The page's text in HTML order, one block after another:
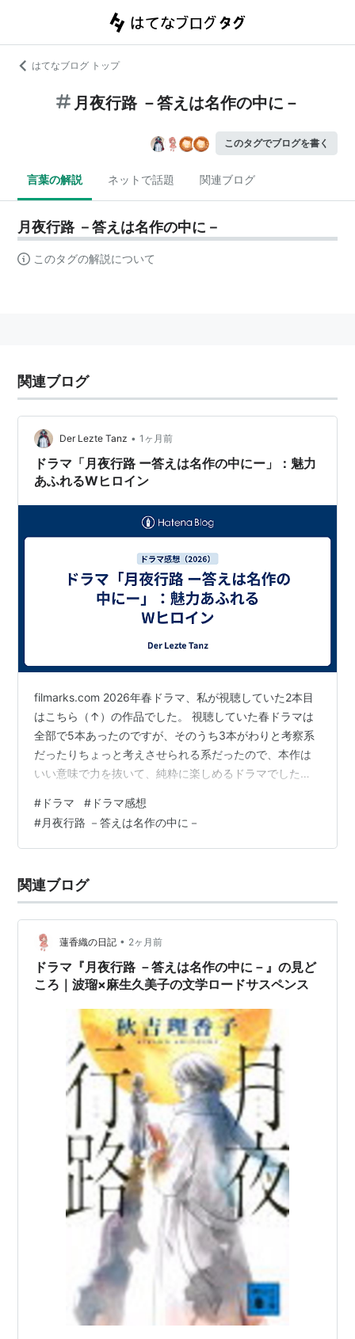
はてなブログ トップ
月夜行路 －答えは名作の中に－
このタグでブログを書く
言葉の解説 ネットで話題 関連ブログ
月夜行路 －答えは名作の中に－
このタグの解説について
関連ブログ
Der Lezte Tanz • 1ヶ月前
ドラマ「月夜行路 ー答えは名作の中にー」：魅力
あふれるWヒロイン
filmarks.com 2026年春ドラマ、私が視聴していた2本目
はこちら（↑）の作品でした。 視聴していた春ドラマは
全部で5本あったのですが、そのうち3本がわりと考察系
だったりちょっと考えさせられる系だったので、本作は
いい意味で力を抜いて、純粋に楽しめるドラマでした。
生久美子さん）が、文学マニアのバーのママ・ルナ（波
瑠さん）とともに、過去の「後悔」を晴らすために大阪
に旅に出る…という物語。 基本的に1話完結のスタイルを
語、閑話休題的な5話を挟んで、6話から最終回まではル
ナのわだかまりを…
# ドラマ # ドラマ感想
#月夜行路 －答えは名作の中に－
関連ブログ
蓮香織の日記 • 2ヶ月前
ドラマ『月夜行路 －答えは名作の中に－』の見ど
ころ｜波瑠×麻生久美子の文学ロードサスペンス